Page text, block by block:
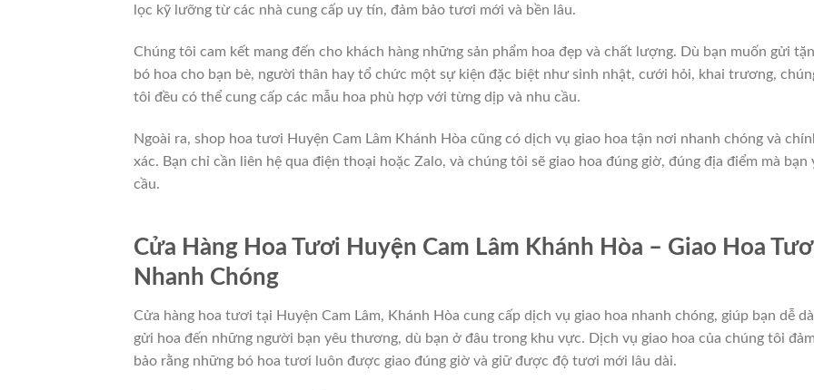
lọc kỹ lưỡng từ các nhà cung cấp uy tín, đảm bảo tươi mới và bền lâu.
Chúng tôi cam kết mang đến cho khách hàng những sản phẩm hoa đẹp và chất lượng. Dù bạn muốn gửi
bó hoa cho bạn bè, người thân hay tổ chức một sự kiện đặc biệt như sinh nhật, cưới hỏi, khai trương,
tôi đều có thể cung cấp các mẫu hoa phù hợp với từng dịp và nhu cầu.
Ngoài ra, shop hoa tươi Huyện Cam Lâm Khánh Hòa cũng có dịch vụ giao hoa tận nơi nhanh chóng và
xác. Bạn chỉ cần liên hệ qua điện thoại hoặc Zalo, và chúng tôi sẽ giao hoa đúng giờ, đúng địa điểm mà bạn
cầu.
Cửa Hàng Hoa Tươi Huyện Cam Lâm Khánh Hòa – Giao Hoa
Nhanh Chóng
Cửa hàng hoa tươi tại Huyện Cam Lâm, Khánh Hòa cung cấp dịch vụ giao hoa nhanh chóng, giúp bạn dễ
gửi hoa đến những người bạn yêu thương, dù bạn ở đâu trong khu vực. Dịch vụ giao hoa của chúng tôi đảm
bảo rằng những bó hoa tươi luôn được giao đúng giờ và giữ được độ tươi mới lâu dài.